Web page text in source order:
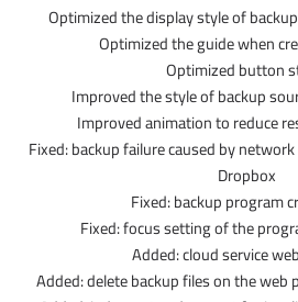
Optimized the display style of
Optimized the guide when
Optimized button
Improved the style of backup
Improved animation to reduce
Fixed: backup failure caused by
Dropbox
Fixed: backup program
Fixed: focus setting of the
Added: cloud service
Added: delete backup files on the web